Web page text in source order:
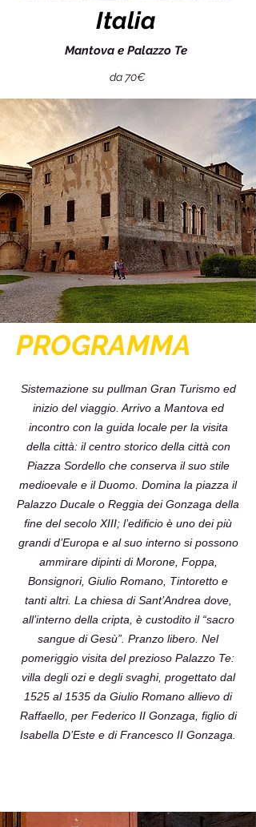
Italia
Mantova e Palazzo Te
da 70€
PROGRAMMA
Sistemazione su pullman Gran Turismo ed
inizio del viaggio. Arrivo a Mantova ed
incontro con la guida locale per la visita
della città: il centro storico della città con
Piazza Sordello che conserva il suo stile
medioevale e il Duomo. Domina la piazza il
Palazzo Ducale o Reggia dei Gonzaga della
fine del secolo XIII; l’edificio è uno dei più
grandi d’Europa e al suo interno si possono
ammirare dipinti di Morone, Foppa,
Bonsignori, Giulio Romano, Tintoretto e
tanti altri. La chiesa di Sant’Andrea dove,
all’interno della cripta, è custodito il “sacro
sangue di Gesù”. Pranzo libero. Nel
pomeriggio visita del prezioso Palazzo Te:
villa degli ozi e degli svaghi, progettato dal
1525 al 1535 da Giulio Romano allievo di
Raffaello, per Federico II Gonzaga, figlio di
Isabella D’Este e di Francesco II Gonzaga.